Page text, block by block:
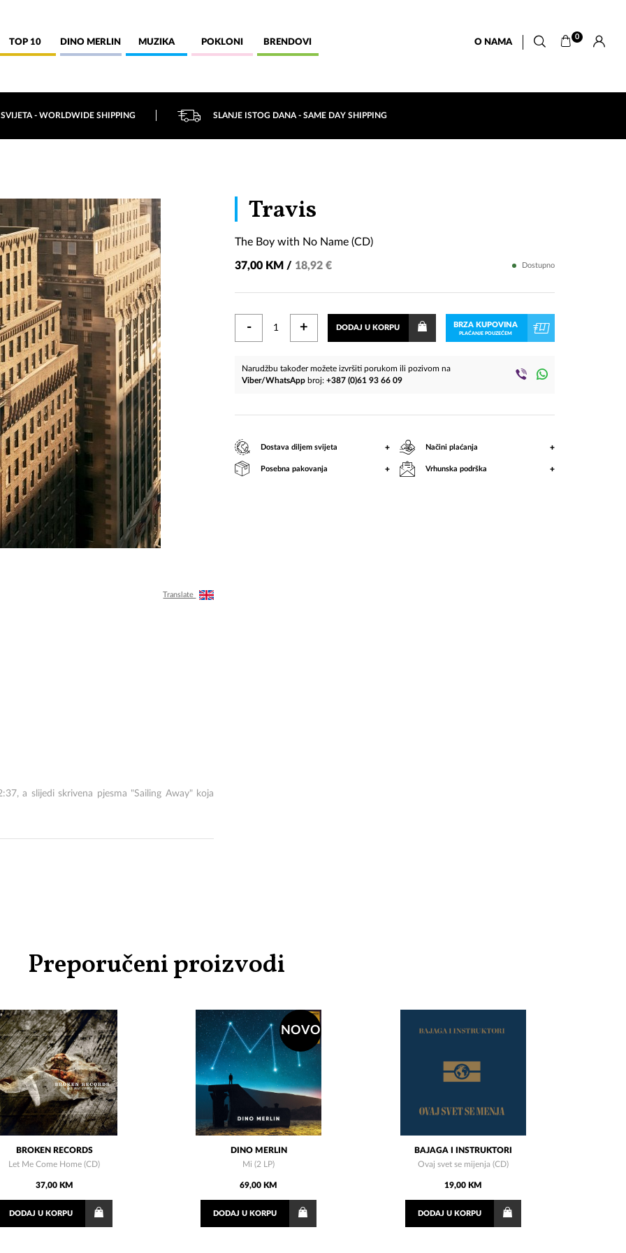
TOP 10 DINO MERLIN MUZIKA POKLONI BRENDOVI O NAMA
0
- WORLDWIDE SHIPPING SLANJE ISTOG DANA - SAME DAY SHIPPING
Translate
a slijedi skrivena pjesma "Sailing Away" koja
Travis
Boy
with
No
Name
(CD)
The Boy with No Name (CD)
37,00 KM / 18,92 € Dostupno
- + DODAJ U KORPU BRZA KUPOVINA
PLAĆANJE POUZEĆEM
Narudžbu također možete izvršiti porukom ili pozivom na
Viber/WhatsApp broj:+387 (0)61 93 66 09
Dostava diljem svijeta + Načini plaćanja +
Posebna pakovanja + Vrhunska podrška +
Preporučeni proizvodi
BROKEN RECORDS
Let Me Come Home (CD)
37,00 KM
DODAJU KORPU
NOVO
DINO MERLIN
Mi (2 LP)
69,00 KM
DODAJ U KORPU
BAJAGA I INSTRUKTORI
Ovaj svet se mijenja (CD)
19,00 KM
DODAJU KORPU